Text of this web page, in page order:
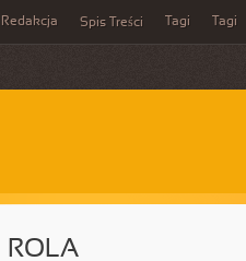
Redakcja Spis Treści Tagi Tagi
ROLA